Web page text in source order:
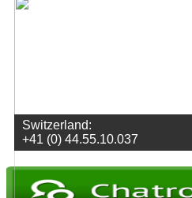
Envoyez des vidéos
Envoyez des photos